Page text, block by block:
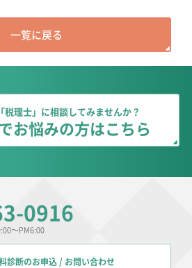
一覧に戻る
税理士」に相談してみませんか？
お悩みの方はこちら
0916
～PM6:00
診断のお申込 / お問い合わせ